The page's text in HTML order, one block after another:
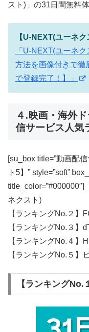
スト)」の31日間無料
【U-NEXT(ユーネク
「U-NEXT(ユーネ
方法を画像付きで徹
で登録完了！】」
４.映画・海外
信サービス人気
[su_box title=”動画配
ト5】” style=”soft”
ネクスト)
【ランキングNo.２】
【ランキングNo.３】
【ランキングNo.４】
【ランキングNo.５】
【ランキング